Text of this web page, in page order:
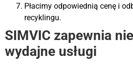
Płacimy odpowiednią cenę i
recyklingu.
SIMVIC zapewnia
wydajne usługi